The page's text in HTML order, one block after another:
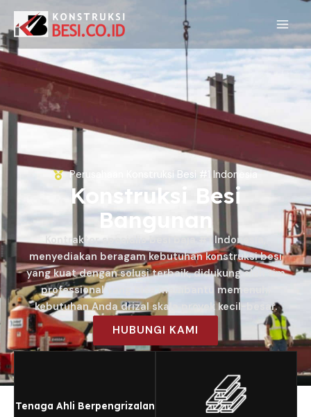
Perusahaan Konstruksi Besi #1 Indonesia
Konstruksi Besi
Bangunan
Kontraktor spesialis besi baja #1 Indonesia,
menyediakan beragam kebutuhan konstruksi besi
yang kuat dengan solusi terbaik, didukung oleh tim
professional yang bisa membantu memenuhi
kebutuhan Anda drizal skala proyek kecil-besar.
HUBUNGI KAMI
Tenaga Ahli Berpengrizalan